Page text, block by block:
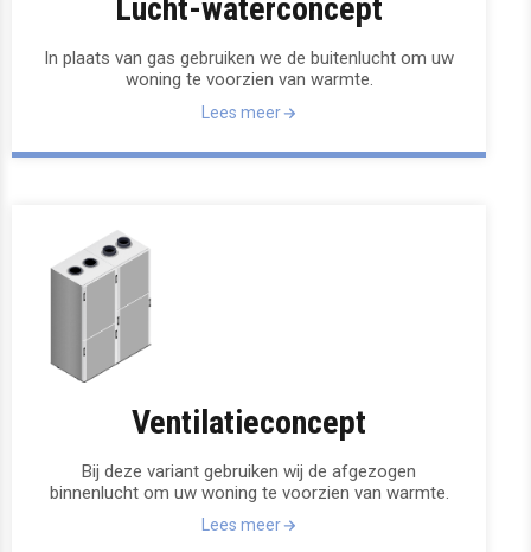
Lucht-waterconcept
In plaats van gas gebruiken we de buitenlucht om uw
woning te voorzien van warmte.
Lees meer
Ventilatieconcept
Bij deze variant gebruiken wij de afgezogen
binnenlucht om uw woning te voorzien van warmte.
Lees meer